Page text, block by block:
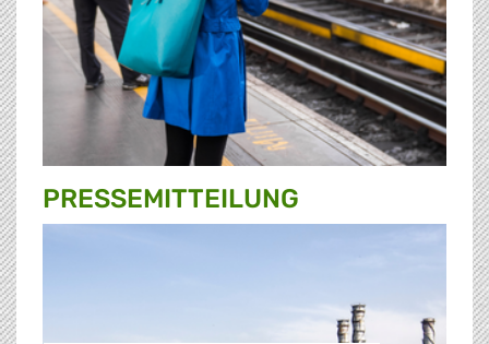
PRESSE­MITTEILUNG